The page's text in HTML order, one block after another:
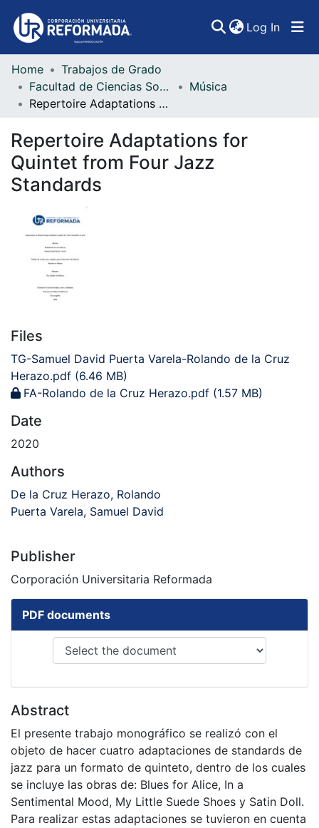
Log In
Communities & Collections
All of DSpace
Statistics
Home
Trabajos de Grado
Facultad de Ciencias Sociales, Artes y Humanidades
Música
Repertoire Adaptations for Quintet from Four Jazz Standards
Repertoire Adaptations for
Quintet from Four Jazz
Standards
Files
TG-Samuel David Puerta Varela-Rolando de la Cruz
Herazo.pdf (6.46 MB)
FA-Rolando de la Cruz Herazo.pdf (1.57 MB)
Date
2020
Authors
De la Cruz Herazo, Rolando
Puerta Varela, Samuel David
Publisher
Corporación Universitaria Reformada
PDF documents
Abstract
El presente trabajo monográfico se realizó con el
objeto de hacer cuatro adaptaciones de standards de
jazz para un formato de quinteto, dentro de los cuales
se incluye las obras de: Blues for Alice, In a
Sentimental Mood, My Little Suede Shoes y Satin Doll.
Para realizar estas adaptaciones se tuvieron en cuenta